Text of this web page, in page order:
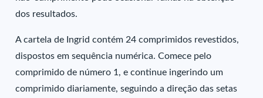
dos resultados.
A cartela de Ingrid contém 24 comprimidos revestidos,
dispostos em sequência numérica. Comece pelo
comprimido de número 1, e continue ingerindo um
comprimido diariamente, seguindo a direção das setas